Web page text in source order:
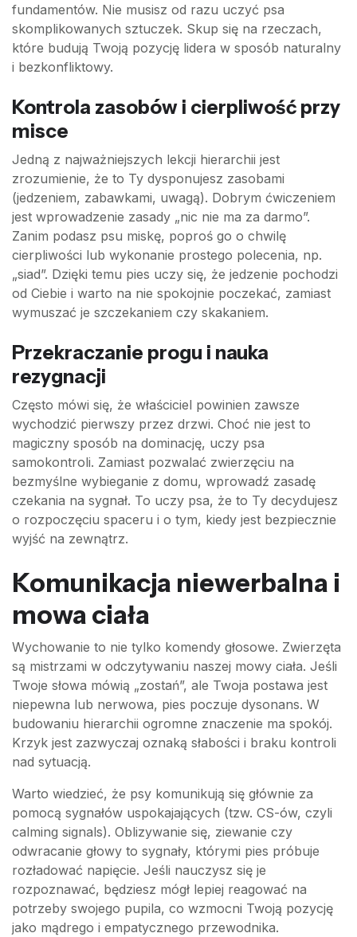
fundamentów. Nie musisz od razu uczyć psa
skomplikowanych sztuczek. Skup się na rzeczach,
które budują Twoją pozycję lidera w sposób naturalny
i bezkonfliktowy.
Kontrola zasobów i cierpliwość przy
misce
Jedną z najważniejszych lekcji hierarchii jest
zrozumienie, że to Ty dysponujesz zasobami
(jedzeniem, zabawkami, uwagą). Dobrym ćwiczeniem
jest wprowadzenie zasady „nic nie ma za darmo”.
Zanim podasz psu miskę, poproś go o chwilę
cierpliwości lub wykonanie prostego polecenia, np.
„siad”. Dzięki temu pies uczy się, że jedzenie pochodzi
od Ciebie i warto na nie spokojnie poczekać, zamiast
wymuszać je szczekaniem czy skakaniem.
Przekraczanie progu i nauka
rezygnacji
Często mówi się, że właściciel powinien zawsze
wychodzić pierwszy przez drzwi. Choć nie jest to
magiczny sposób na dominację, uczy psa
samokontroli. Zamiast pozwalać zwierzęciu na
bezmyślne wybieganie z domu, wprowadź zasadę
czekania na sygnał. To uczy psa, że to Ty decydujesz
o rozpoczęciu spaceru i o tym, kiedy jest bezpiecznie
wyjść na zewnątrz.
Komunikacja niewerbalna i
mowa ciała
Wychowanie to nie tylko komendy głosowe. Zwierzęta
są mistrzami w odczytywaniu naszej mowy ciała. Jeśli
Twoje słowa mówią „zostań”, ale Twoja postawa jest
niepewna lub nerwowa, pies poczuje dysonans. W
budowaniu hierarchii ogromne znaczenie ma spokój.
Krzyk jest zazwyczaj oznaką słabości i braku kontroli
nad sytuacją.
Warto wiedzieć, że psy komunikują się głównie za
pomocą sygnałów uspokajających (tzw. CS-ów, czyli
calming signals). Oblizywanie się, ziewanie czy
odwracanie głowy to sygnały, którymi pies próbuje
rozładować napięcie. Jeśli nauczysz się je
rozpoznawać, będziesz mógł lepiej reagować na
potrzeby swojego pupila, co wzmocni Twoją pozycję
jako mądrego i empatycznego przewodnika.